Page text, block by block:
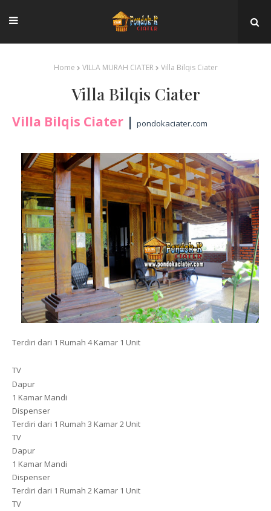
Home VILLA MURAH CIATER Villa Bilqis Ciater
Villa Bilqis Ciater
Villa Bilqis Ciater | pondokaciater.com
Terdiri dari 1 Rumah 4 Kamar 1 Unit
TV
Dapur
1 Kamar Mandi
Dispenser
Terdiri dari 1 Rumah 3 Kamar 2 Unit
TV
Dapur
1 Kamar Mandi
Dispenser
Terdiri dari 1 Rumah 2 Kamar 1 Unit
TV